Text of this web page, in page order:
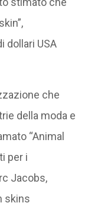
dollari USA
che
della moda e
“Animal
per i
Jacobs,
skins